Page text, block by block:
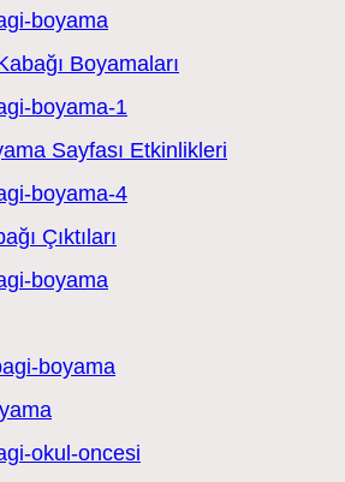
Boyamaları
Sayfası Etkinlikleri
Çıktıları